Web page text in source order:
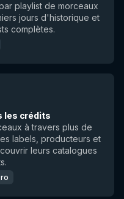
playlist de morceaux
jours d'historique et
complètes.
les crédits
à travers plus de
labels, producteurs et
leurs catalogues